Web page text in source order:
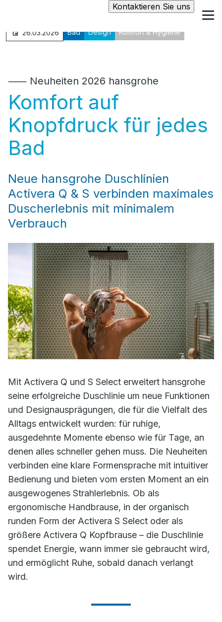
Kontaktieren Sie uns
26.03.2026 Bad Design Komfort & Hygiene
⸺ Neuheiten 2026 hansgrohe
Komfort auf
Knopfdruck für jedes
Bad
Neue hansgrohe Duschlinien
Activera Q & S verbinden maximales
Duscherlebnis mit minimalem
Verbrauch
Mit Activera Q und S Select erweitert hansgrohe
seine erfolgreiche Duschlinie um neue Funktionen
und Designausprägungen, die für die Vielfalt des
Alltags entwickelt wurden: für ruhige,
ausgedehnte Momente ebenso wie für Tage, an
denen alles schneller gehen muss. Die Neuheiten
verbinden eine klare Formensprache mit intuitiver
Bedienung und bieten vom ersten Moment an ein
ausgewogenes Strahlerlebnis. Ob als
ergonomische Handbrause, in der organisch
runden Form der Activera S Select oder als
größere Activera Q Kopfbrause – die Duschlinie
spendet Energie, wann immer sie gebraucht wird,
und ermöglicht Ruhe, sobald danach verlangt
wird.